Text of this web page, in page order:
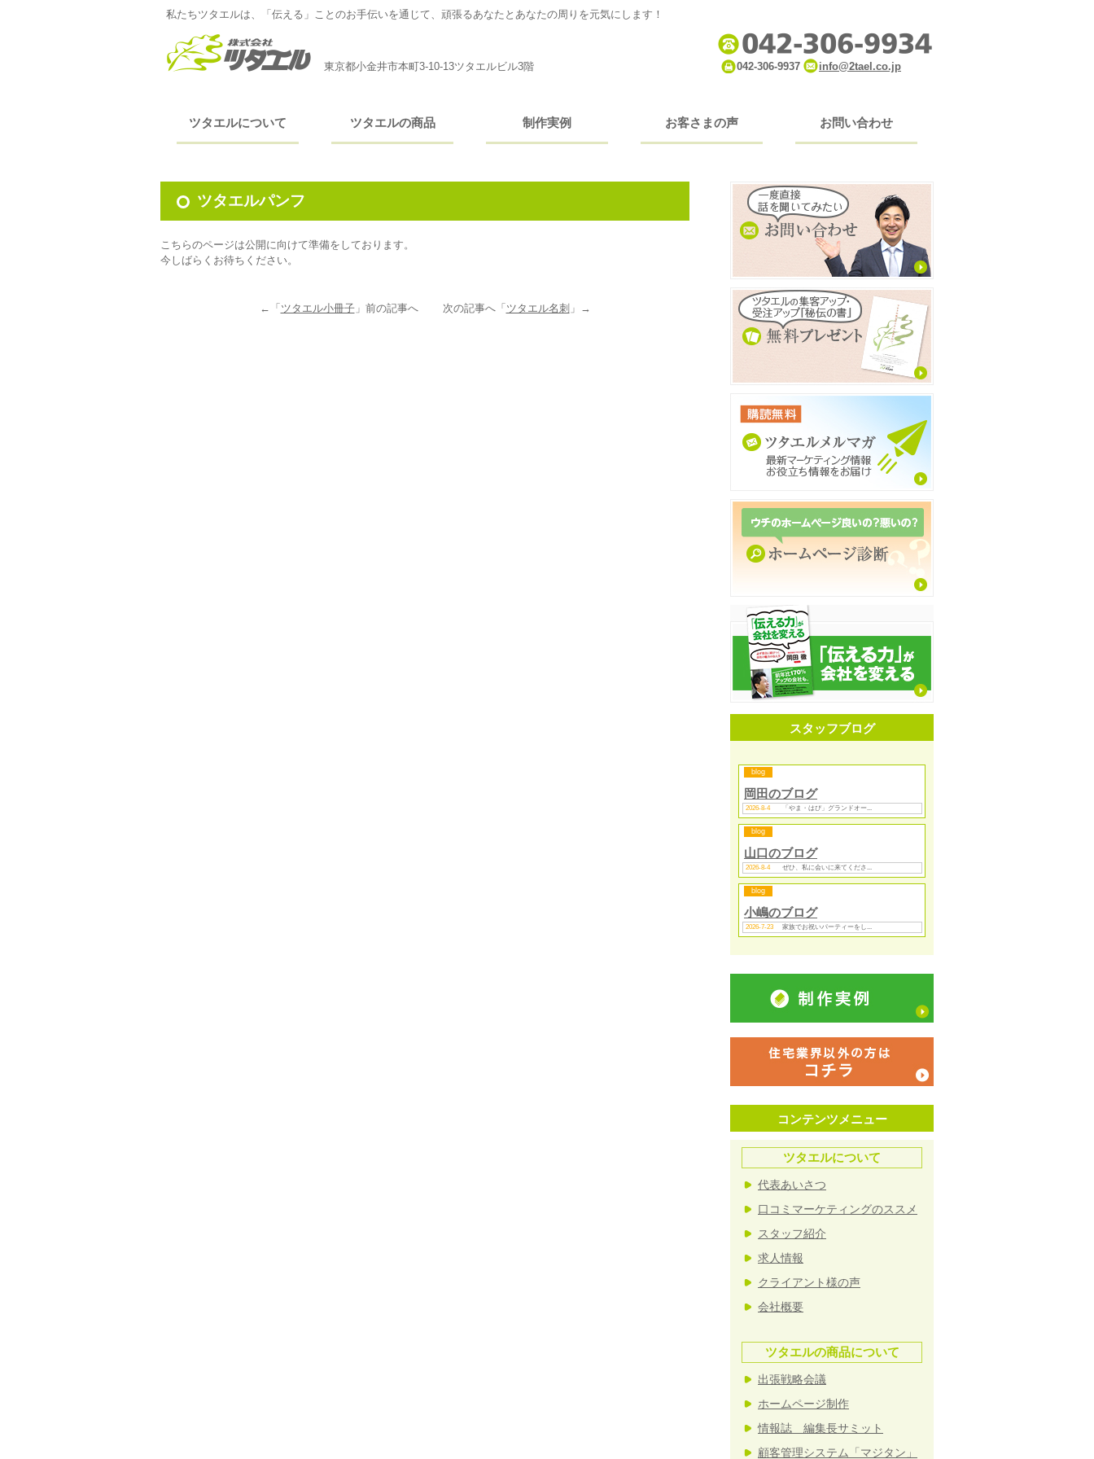
私たちツタエルは、「伝える」ことのお手伝いを通じて、頑張るあなたとあなたの周りを元気にします！
東京都小金井市本町3-10-13ツタエルビル3階 042-306-9937 info@2tael.co.jp
ツタエルについて ツタエルの商品 制作実例 お客さまの声 お問い合わせ
ツタエルパンフ
こちらのページは公開に向けて準備をしております。
今しばらくお待ちください。
←「 ツタエル小冊子」前の記事へ 次の記事へ「 ツタエル名刺 」→
スタッフブログ
blog
岡田のブログ
2026-8-4 「やま・はぴ」グランドオー...
blog
山口のブログ
2026-8-4 ぜひ、私に会いに来てくださ...
blog
小嶋のブログ
2026-7-23 家族でお祝いパーティーをし...
コンテンツメニュー
ツタエルについて
代表あいさつ
口コミマーケティングのススメ
スタッフ紹介
求人情報
クライアント様の声
会社概要
ツタエルの商品について
出張戦略会議
ホームページ制作
情報誌 編集長サミット
顧客管理システム「マジタン」